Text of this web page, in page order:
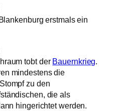
erstmals ein
tobt der Bauernkrieg.
mindestens die
zu den
die als
hingerichtet werden.